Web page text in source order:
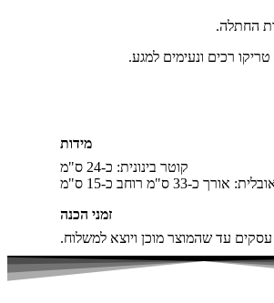
החתלה.
רכים ונעימים למגע.
מידות
קוטר בינונית: כ-24 ס"מ
אורך כ-33 ס"מ רוחב כ-15 ס"מ
זמני הכנה